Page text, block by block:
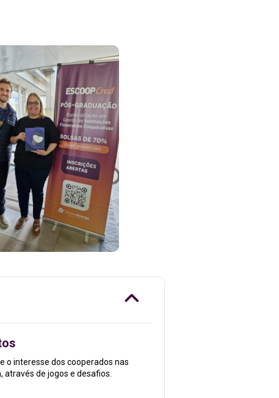
o interesse dos cooperados nas
de jogos e desafios.